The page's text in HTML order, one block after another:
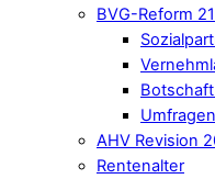
BVG-Reform 21
AHV Revision
Rentenalter